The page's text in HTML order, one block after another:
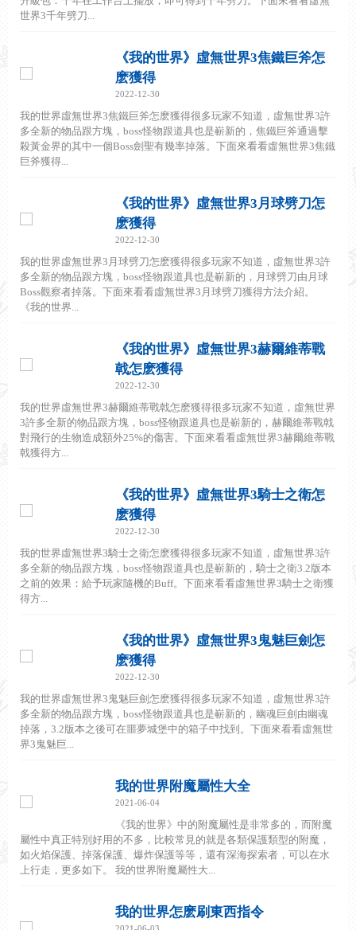
世界3千年劈刀...
《我的世界》虛無世界3焦鐵巨斧怎
麽獲得
2022-12-30
我的世界虛無世界3焦鐵巨斧怎麽獲得很多玩家不知道，虛無世界3許
多全新的物品跟方塊，boss怪物跟道具也是嶄新的，焦鐵巨斧通過擊
殺黃金界的其中一個Boss劍聖有幾率掉落。下面來看看虛無世界3焦鐵
巨斧獲得...
《我的世界》虛無世界3月球劈刀怎
麽獲得
2022-12-30
我的世界虛無世界3月球劈刀怎麽獲得很多玩家不知道，虛無世界3許
多全新的物品跟方塊，boss怪物跟道具也是嶄新的，月球劈刀由月球
Boss觀察者掉落。下面來看看虛無世界3月球劈刀獲得方法介紹。
《我的世界...
《我的世界》虛無世界3赫爾維蒂戰
戟怎麽獲得
2022-12-30
我的世界虛無世界3赫爾維蒂戰戟怎麽獲得很多玩家不知道，虛無世界
3許多全新的物品跟方塊，boss怪物跟道具也是嶄新的，赫爾維蒂戰戟
對飛行的生物造成額外25%的傷害。下面來看看虛無世界3赫爾維蒂戰
戟獲得方...
《我的世界》虛無世界3騎士之衛怎
麽獲得
2022-12-30
我的世界虛無世界3騎士之衛怎麽獲得很多玩家不知道，虛無世界3許
多全新的物品跟方塊，boss怪物跟道具也是嶄新的，騎士之衛3.2版本
之前的效果：給予玩家隨機的Buff。下面來看看虛無世界3騎士之衛獲
得方...
《我的世界》虛無世界3鬼魅巨劍怎
麽獲得
2022-12-30
我的世界虛無世界3鬼魅巨劍怎麽獲得很多玩家不知道，虛無世界3許
多全新的物品跟方塊，boss怪物跟道具也是嶄新的，幽魂巨劍由幽魂
掉落，3.2版本之後可在噩夢城堡中的箱子中找到。下面來看看虛無世
界3鬼魅巨...
我的世界附魔屬性大全
2021-06-04
《我的世界》中的附魔屬性是非常多的，而附魔
屬性中真正特別好用的不多，比較常見的就是各類保護類型的附魔，
如火焰保護、掉落保護、爆炸保護等等，還有深海探索者，可以在水
上行走，更多如下。 我的世界附魔屬性大...
我的世界怎麽刷東西指令